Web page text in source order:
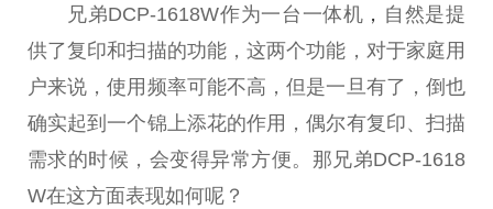
兄弟DCP-1618W作为一台 一体机 ， 自然是提
供了复印和扫描的功能，这两个功能，对于家庭用
户来说，使用频率可能不高，但是一旦有了，倒也
确实起到一个锦上添花的作用，偶尔有复印、扫描
需求的时候，会变得异常方便。那兄弟DCP-1618
W在这方面表现如何呢？